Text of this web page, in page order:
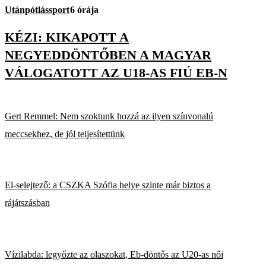
Utánpótlássport6 órája
KÉZI: KIKAPOTT A
NEGYEDDÖNTŐBEN A MAGYAR
VÁLOGATOTT AZ U18-AS FIÚ EB-N
Gert Remmel: Nem szoktunk hozzá az ilyen színvonalú
meccsekhez, de jól teljesítettünk
El-selejtező: a CSZKA Szófia helye szinte már biztos a
rájátszásban
Vízilabda: legyőzte az olaszokat, Eb-döntős az U20-as női